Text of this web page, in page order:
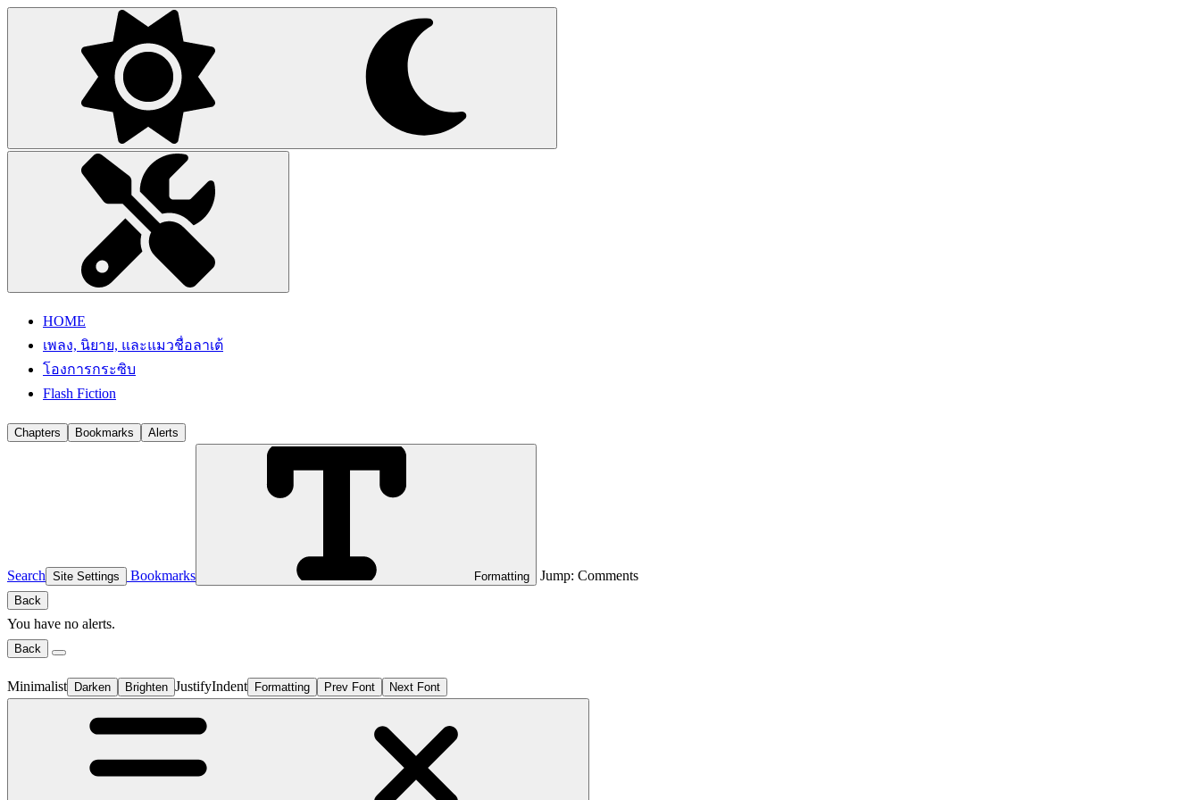
HOME
เพลง, นิยาย, และแมวชื่อลาเต้
โองการกระซิบ
Flash Fiction
Chapters Bookmarks Alerts
Search Site Settings Bookmarks Formatting Jump: Comments
Back
You have no alerts.
Back
Minimalist Darken Brighten JustifyIndent Formatting Prev Font Next Font